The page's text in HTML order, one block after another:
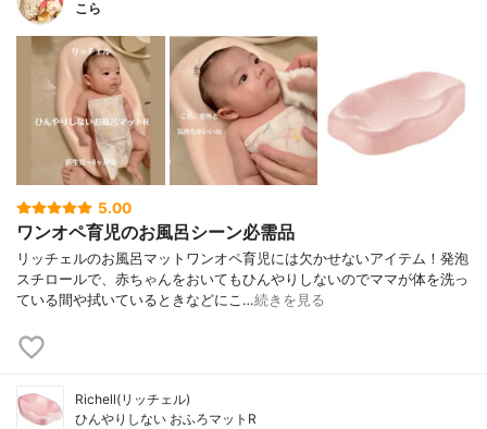
こら
5.00
ワンオペ育児のお風呂シーン必需品
リッチェルのお風呂マットワンオペ育児には欠かせないアイテム！発泡
スチロールで、赤ちゃんをおいてもひんやりしないのでママが体を洗っ
ている間や拭いているときなどにこ…続きを見る
Richell(リッチェル)
ひんやりしない おふろマットR